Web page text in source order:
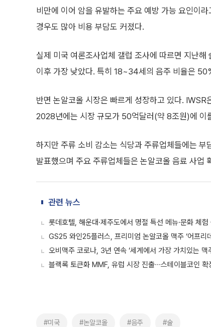
비만에 이어 암을 유발하는 주요 예방 가능 요인이
경우도 많아 비용 부담도 커졌다.
실제 미국 여론조사업체 갤럽 조사에 따르면 지난
이후 가장 낮았다. 특히 18~34세의 음주 비율은
반면 논알코올 시장은 빠르게 성장하고 있다.
2028년에는 시장 규모가 50억달러(약 8조원)에 이
하지만 주류 소비 감소는 식당과 주류업체들에는
발표했으며 주요 주류업체들은 논알코올 음료 사업
관련 뉴스
롯데호텔, 해운대·제주도에서 명절 특선 메뉴·문화 체험
GS25 와인25플러스, 프리미엄 논알코올 맥주 ‘어프리
오비맥주 코로나, 3년 연속 ‘세계에서 가장 가치있는 맥
블랙록 토큰화 MMF, 유럽 시장 진출∙∙∙스테이블코인 확
#미국 #논알코올 #음주 #술